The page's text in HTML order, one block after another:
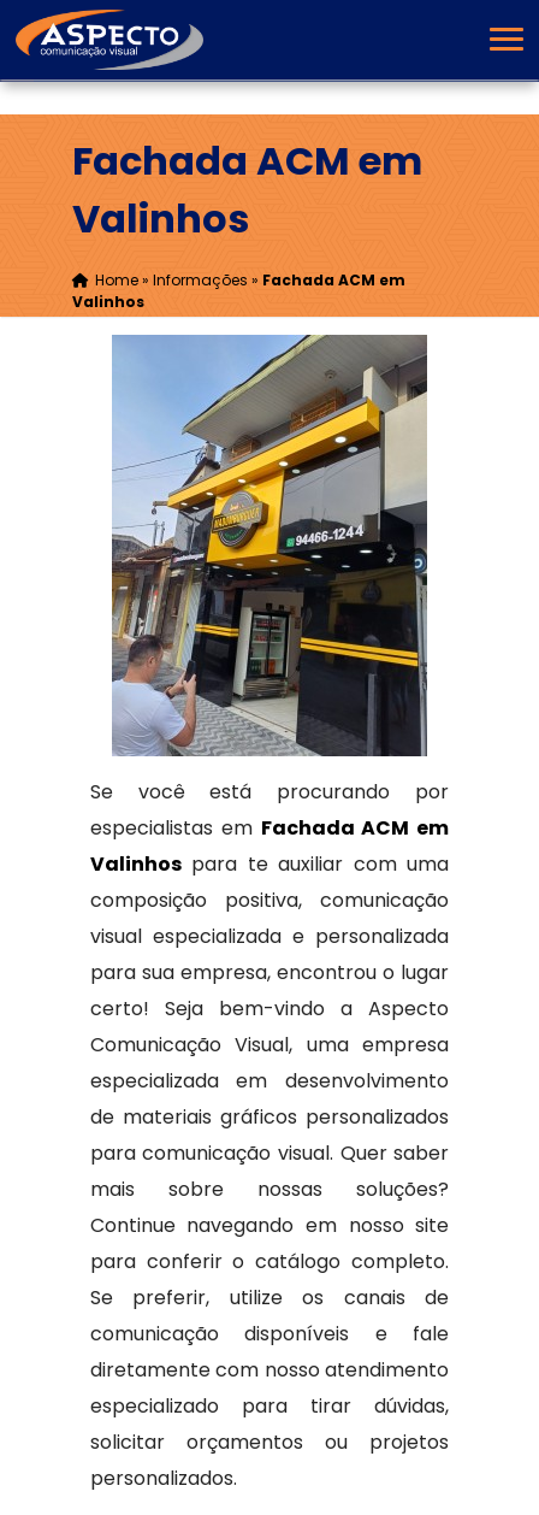
Fachada ACM em
Valinhos
Home» Informações » Fachada ACM em
Valinhos
Se você está procurando por
especialistas em Fachada ACM em
Valinhospara te auxiliar com uma
composição positiva, comunicação
visual especializada e personalizada
para sua empresa, encontrou o lugar
certo! Seja bem-vindo a Aspecto
Comunicação Visual, uma empresa
especializada em desenvolvimento
de materiais gráficos personalizados
para comunicação visual. Quer saber
mais sobre nossas soluções?
Continue navegando em nosso site
para conferir o catálogo completo.
Se preferir, utilize os canais de
comunicação disponíveis e fale
diretamente com nosso atendimento
especializado para tirar dúvidas,
solicitar orçamentos ou projetos
personalizados.